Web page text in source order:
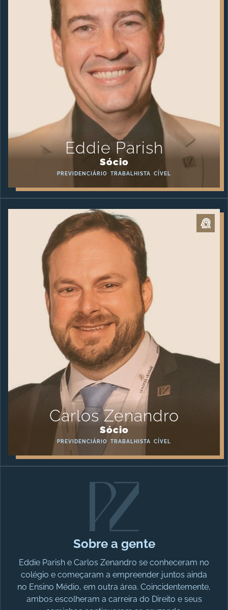
Eddie Parish
Sócio
PREVIDENCIÁRIO TRABALHISTA CÍVEL
Carlos Zenandro
Sócio
PREVIDENCIÁRIO TRABALHISTA CÍVEL
Sobre a gente
Eddie Parish e Carlos Zenandro se conheceram no
colégio e começaram a empreender juntos ainda
no Ensino Médio, em outra área. Coincidentemente,
ambos escolheram a carreira do Direito e seus